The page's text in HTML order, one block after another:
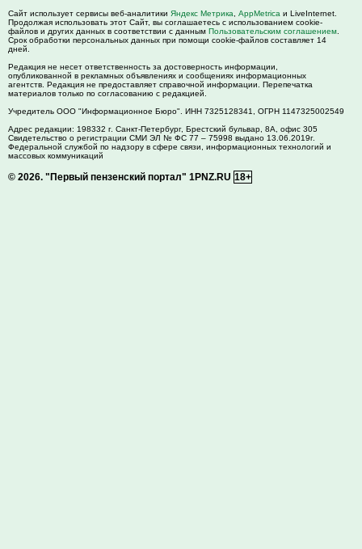
Сайт использует сервисы веб-аналитики Яндекс Метрика AppMetrica и LiveInternet.
Продолжая использовать этот Сайт, вы соглашаетесь с использованием cookie-
файлов и других данных в соответствии с данным Пользовательским соглашением
Срок обработки персональных данных при помощи cookie-файлов составляет 14
дней.
Редакция не несет ответственность за достоверность информации,
опубликованной в рекламных объявлениях и сообщениях информационных
агентств. Редакция не предоставляет справочной информации. Перепечатка
материалов только по согласованию с редакцией.
Учредитель ООО "Информационное Бюро". ИНН 7325128341, ОГРН 1147325002549
Адрес редакции: 198332 г. Санкт-Петербург, Брестский бульвар, 8А, офис 305
Свидетельство о регистрации СМИ ЭЛ № ФС 77 – 75998 выдано 13.06.2019г.
Федеральной службой по надзору в сфере связи, информационных технологий и
массовых коммуникаций
© 2026. "Первый пензенский портал" 1PNZ.RU 18+